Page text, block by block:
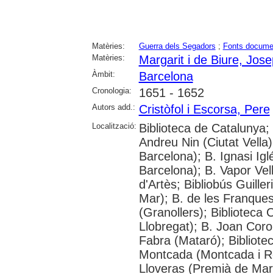
Matèries: Guerra dels Segadors ; Fonts
Matèries:
Margarit i de Biure,
Àmbit: Barcelona
Cronologia: 1651 - 1652
Autors add.: Cristòfol i Escorsa, Pere
Localització: Biblioteca de
Andreu Nin (Ciutat
Barcelona); B. Ignasi
Barcelona); B. Vapor
d'Artès; Bibliobús
Mar); B. de les
(Granollers); Biblioteca
Llobregat); B. Joan
Fabra (Mataró);
Montcada (Montcada i
Lloveras (Premià de